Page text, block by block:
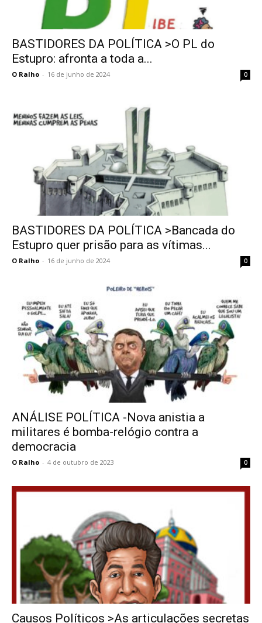
BASTIDORES DA POLÍTICA >O PL do
Estupro: afronta a toda a...
O Ralho - 16 de junho de 2024 0
BASTIDORES DA POLÍTICA >Bancada do
Estupro quer prisão para as vítimas...
O Ralho - 16 de junho de 2024 0
ANÁLISE POLÍTICA -Nova anistia a
militares é bomba-relógio contra a
democracia
O Ralho - 4 de outubro de 2023 0
Causos Políticos >As articulações secretas